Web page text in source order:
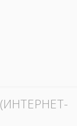
(ИНТЕРНЕТ-